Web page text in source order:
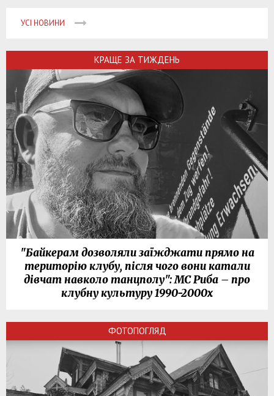
УСІ НОВИНИ
КРАЩЕ ЗА ТИЖДЕНЬ
"Байкерам дозволяли заїжджати прямо на
територію клубу, після чого вони катали
дівчат навколо танцполу": МС Риба – про
клубну культуру 1990-2000х
ФОТОПОГЛЯД